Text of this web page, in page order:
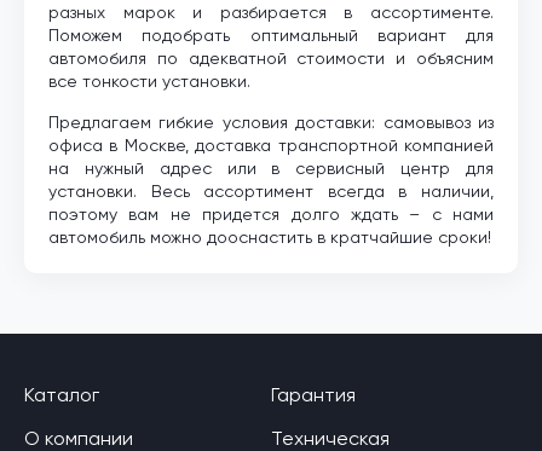
разных марок и разбирается в ассортименте.
Поможем подобрать оптимальный вариант для
автомобиля по адекватной стоимости и объясним
все тонкости установки.
Предлагаем гибкие условия доставки: самовывоз из
офиса в Москве, доставка транспортной компанией
на нужный адрес или в сервисный центр для
установки. Весь ассортимент всегда в наличии,
поэтому вам не придется долго ждать – с нами
автомобиль можно дооснастить в кратчайшие сроки!
Каталог
О компании
Гарантия
Техническая